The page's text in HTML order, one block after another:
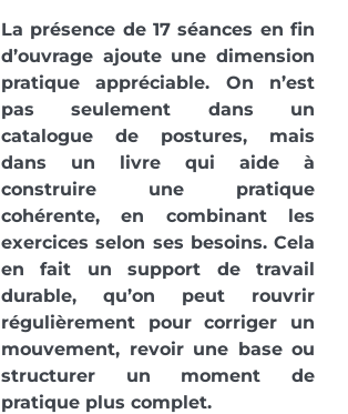
La présence de 17 séances en fin
d’ouvrage ajoute une dimension
pratique appréciable. On n’est
pas seulement dans un
catalogue de postures, mais
dans un livre qui aide à
construire une pratique
cohérente, en combinant les
exercices selon ses besoins. Cela
en fait un support de travail
durable, qu’on peut rouvrir
régulièrement pour corriger un
mouvement, revoir une base ou
structurer un moment de
pratique plus complet.